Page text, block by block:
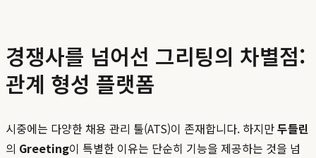
경쟁사를 넘어선 그리팅의 차별점:
관계 형성 플랫폼
시중에는 다양한 채용 관리 툴(ATS)이 존재합니다. 하지만두들린
의 Greeting이 특별한 이유는 단순히 기능을 제공하는 것을 넘